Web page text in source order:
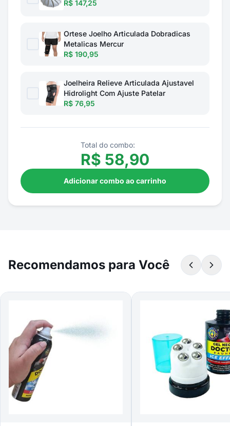
R$ 147,25
Ortese Joelho Articulada Dobradicas
Metalicas Mercur
R$ 190,95
Joelheira Relieve Articulada Ajustavel
Hidrolight Com Ajuste Patelar
R$ 76,95
Total do combo:
R$ 58,90
Adicionar combo ao carrinho
Recomendamos para Você